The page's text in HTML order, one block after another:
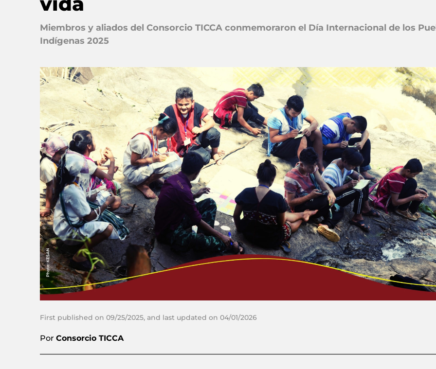
Miembros y aliados del Consorcio TICCA conmemoraron el Día Internacional de los
Indígenas 2025
First published on 09/25/2025, and last updated on 04/01/2026
Por Consorcio TICCA